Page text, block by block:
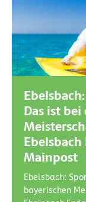
Das ist
Mainpost
Ebelsbach:
bayerischen